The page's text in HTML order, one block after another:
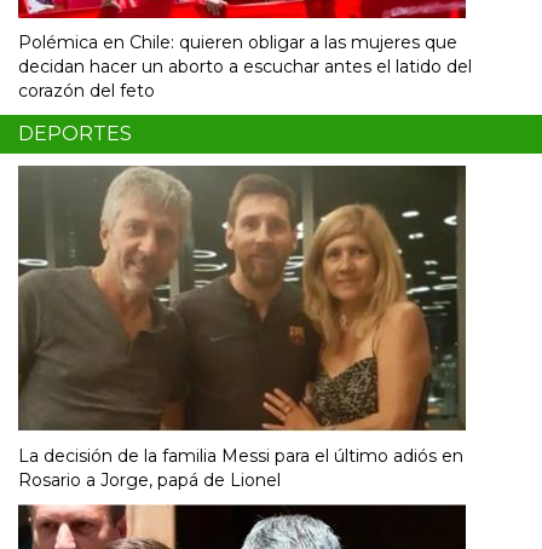
Polémica en Chile: quieren obligar a las mujeres que
decidan hacer un aborto a escuchar antes el latido del
corazón del feto
DEPORTES
La decisión de la familia Messi para el último adiós en
Rosario a Jorge, papá de Lionel